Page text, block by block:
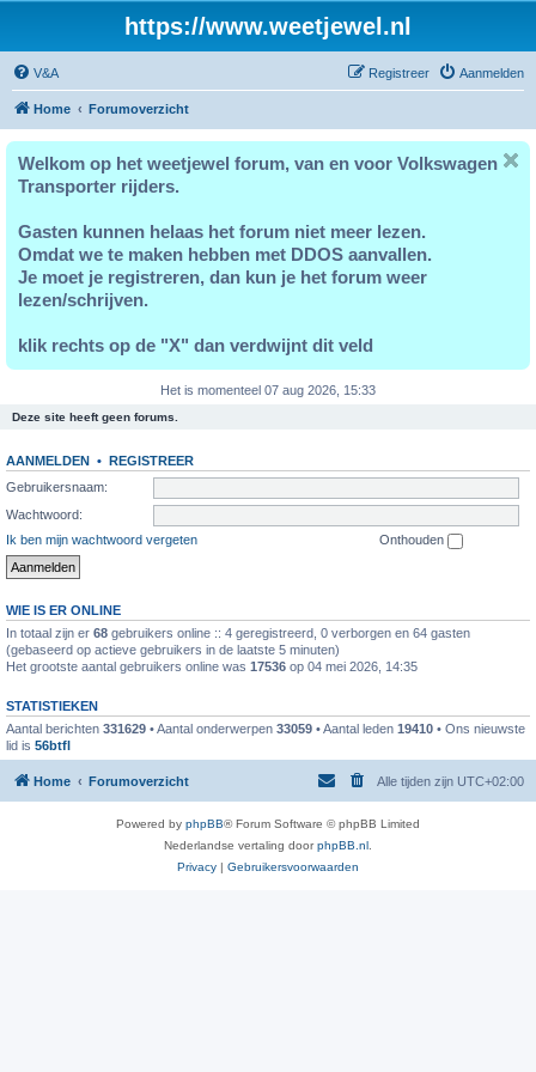
https://www.weetjewel.nl
V&A Aanmelden
Registreer
Home Forumoverzicht
Welkom op het weetjewel forum, van en voor Volkswagen
Transporter rijders.
Gasten kunnen helaas het forum niet meer lezen.
Omdat we te maken hebben met DDOS aanvallen.
Je moet je registreren, dan kun je het forum weer
lezen/schrijven.
klik rechts op de "X" dan verdwijnt dit veld
Het is momenteel 07 aug 2026, 15:33
Deze site heeft geen forums.
AANMELDEN • REGISTREER
Gebruikersnaam:
Wachtwoord:
Ik ben mijn wachtwoord vergeten
Onthouden
WIE IS ER ONLINE
In totaal zijn er 68 gebruikers online :: 4 geregistreerd, 0 verborgen en 64 gasten
(gebaseerd op actieve gebruikers in de laatste 5 minuten)
Het grootste aantal gebruikers online was 17536 op 04 mei 2026, 14:35
STATISTIEKEN
Aantal berichten 331629 • Aantal onderwerpen 33059 • Aantal leden 19410 • Ons nieuwste
lid is 56btfl
Home Forumoverzicht Alle tijden zijn UTC+02:00
Powered by phpBB® Forum Software © phpBB Limited
Nederlandse vertaling doorphpBB.nl
Privacy | Gebruikersvoorwaarden